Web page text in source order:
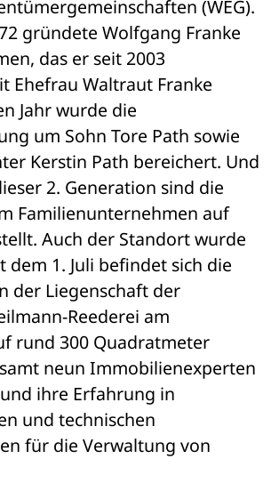
(WEG).
gründete Wolfgang Franke
das er seit 2003
Ehefrau Waltraut Franke
Jahr wurde die
um Sohn Tore Path sowie
Kerstin Path bereichert. Und
2. Generation sind die
Familienunternehmen auf
Auch der Standort wurde
dem 1. Juli befindet sich die
der Liegenschaft der
Reederei am
rund 300 Quadratmeter
neun Immobilienexperten
ihre Erfahrung in
und technischen
für die Verwaltung von